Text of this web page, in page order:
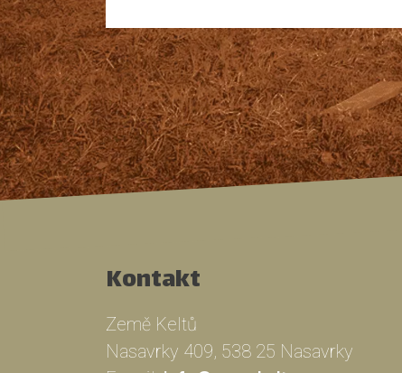
Kontakt
Země Keltů
Nasavrky 409, 538 25 Nasavrky